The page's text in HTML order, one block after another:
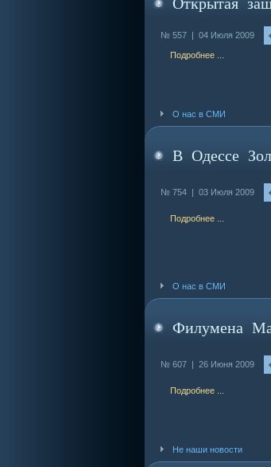
№ 557 | 04 Июля 2009
Подробнее ...
О нас в СМИ
В Одессе
№ 754 | 03 Июля 2009
Подробнее ...
О нас в СМИ
Филумена
№ 607 | 26 Июня 2009
Подробнее ...
Не наши новости